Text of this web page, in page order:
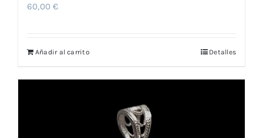
60,00€
Añadir al carrito Detalles